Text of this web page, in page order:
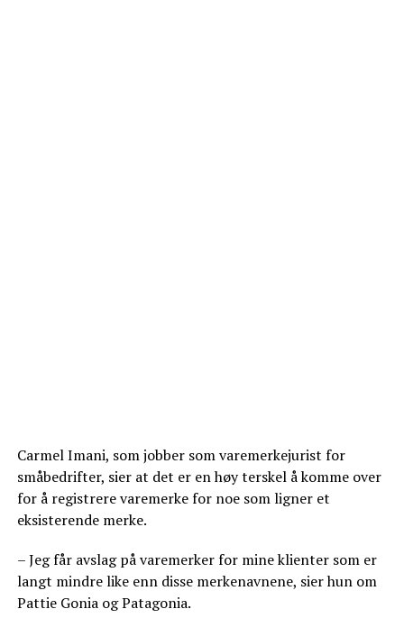
Carmel Imani, som jobber som varemerkejurist for
småbedrifter, sier at det er en høy terskel å komme over
for å registrere varemerke for noe som ligner et
eksisterende merke.
– Jeg får avslag på varemerker for mine klienter som er
langt mindre like enn disse merkenavnene, sier hun om
Pattie Gonia og Patagonia.